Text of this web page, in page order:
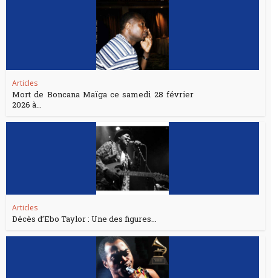
Articles
Mort de Boncana Maïga ce samedi 28 février
2026 à...
Articles
Décès d’Ebo Taylor : Une des figures...